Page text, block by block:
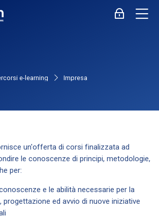
Login
e-learning Impresa
un'offerta di corsi finalizzata ad
le conoscenze di principi, metodologie,
per:
e le abilità necessarie per la
progettazione ed avvio di nuove iniziative